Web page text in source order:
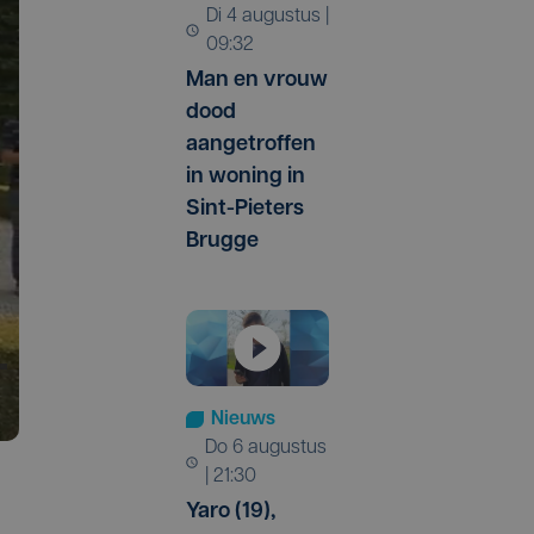
di 4 augustus |
09:32
Man en vrouw
dood
aangetroffen
in woning in
Sint-Pieters
Brugge
Nieuws
do 6 augustus
| 21:30
Yaro (19),